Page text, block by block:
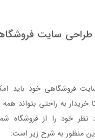
طراحی سایت
فروشگاهی خود باید
خریدار به راحتی بتواند
خود را از فروشگاه
این منظور به شرح زیر است: